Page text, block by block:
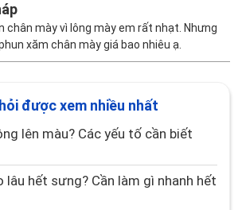
chân mày vì lông mày em rất nhạt. Nhưng
xăm chân mày giá bao nhiêu ạ.
được xem nhiều nhất
lên màu? Các yếu tố cần biết